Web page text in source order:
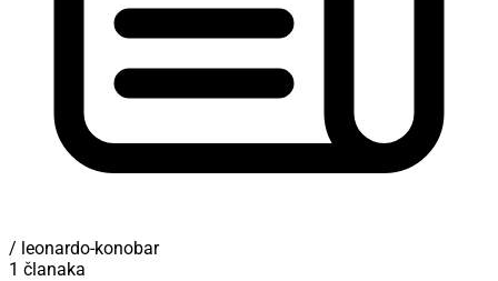
/ leonardo-konobar
1 članaka